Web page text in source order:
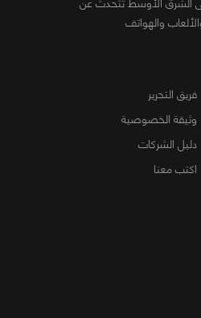
والهواتف
فريق التحرير
وثيقة الخصوصية
دليل الشركات
اكتب معنا